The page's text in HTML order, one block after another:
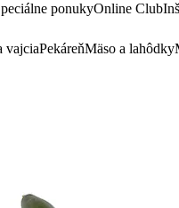
ponukyOnline Club
vajciaPekáreňMäso a lahôdky